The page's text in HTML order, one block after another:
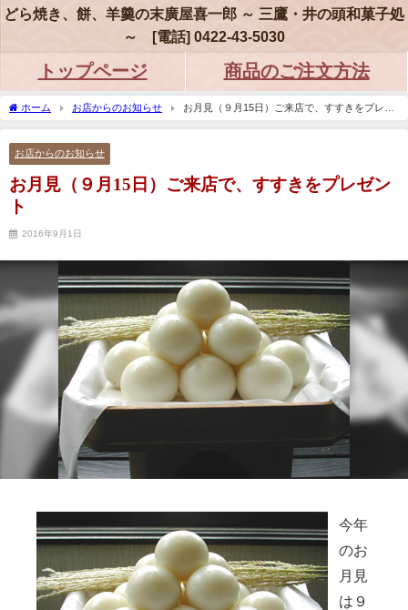
どら焼き、餅、羊羹の末廣屋喜一郎 ～ 三鷹・井の頭和菓子処
～ [電話] 0422-43-5030
トップページ 商品のご注文方法
ホーム お店からのお知らせ
お月見（９月15日）ご来店で、すすきをプレゼ
ント
お店からのお知らせ
お月見（９月15日）ご来店で、すすきをプレゼン
ト
2016年9月1日
今年
のお
月見
は９